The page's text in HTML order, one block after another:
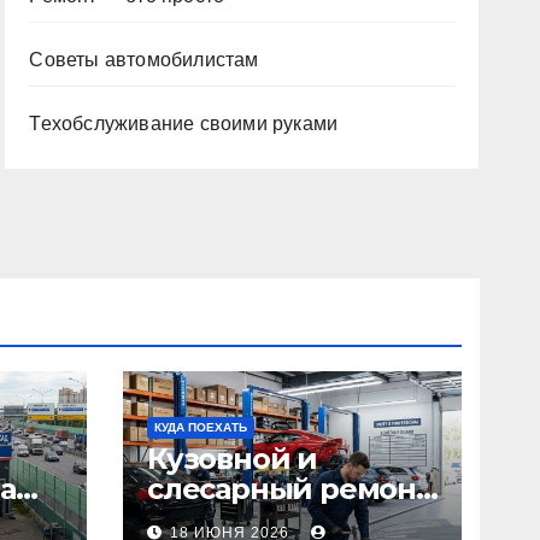
Советы автомобилистам
Техобслуживание своими руками
КУДА ПОЕХАТЬ
Кузовной и
слесарный ремонт
автомобилей:
18 ИЮНЯ 2026